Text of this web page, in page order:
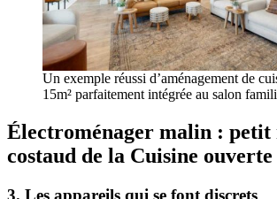
Un exemple réussi d’aménagement de
15m² parfaitement intégrée au salon
Électroménager malin : petit
costaud de la Cuisine ouverte
3. Les appareils qui se font discrets